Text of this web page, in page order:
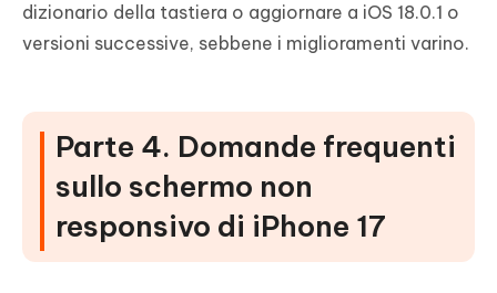
dizionario della tastiera o aggiornare a iOS 18.0.1 o
versioni successive, sebbene i miglioramenti varino.
Parte 4. Domande frequenti
sullo schermo non
responsivo di iPhone 17